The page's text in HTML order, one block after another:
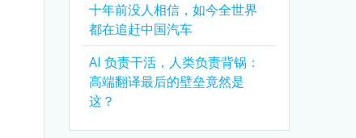
十年前没人相信，如今全世界
都在追赶中国汽车
AI 负责干活，人类负责背锅：
高端翻译最后的壁垒竟然是
这？